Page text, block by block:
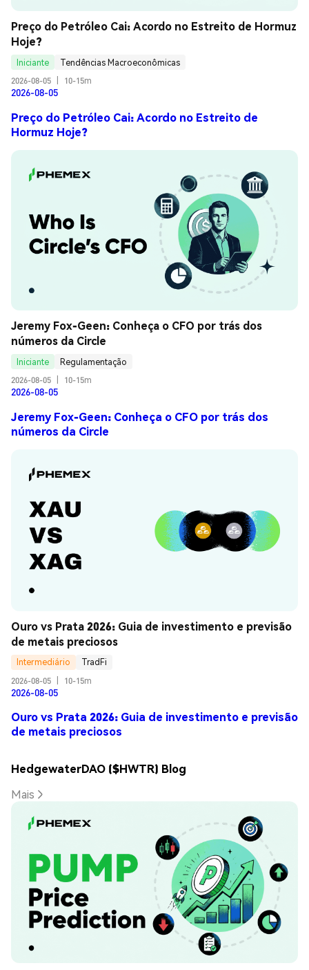
Preço do Petróleo Cai: Acordo no Estreito de Hormuz
Hoje?
Iniciante
Tendências Macroeconômicas
2026-08-05
10-15m
2026-08-05
Preço do Petróleo Cai: Acordo no Estreito de
Hormuz Hoje?
Jeremy Fox-Geen: Conheça o CFO por trás dos
números da Circle
Iniciante
Regulamentação
2026-08-05
10-15m
2026-08-05
Jeremy Fox-Geen: Conheça o CFO por trás dos
números da Circle
Ouro vs Prata 2026: Guia de investimento e previsão
de metais preciosos
Intermediário
TradFi
2026-08-05
10-15m
2026-08-05
Ouro vs Prata 2026: Guia de investimento e previsão
de metais preciosos
HedgewaterDAO ($HWTR) Blog
Mais